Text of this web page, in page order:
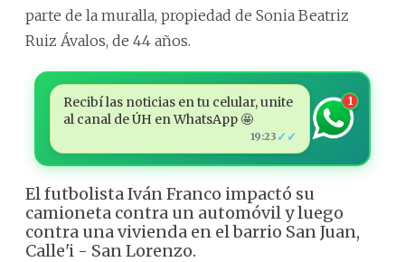
parte de la muralla, propiedad de Sonia Beatriz
Ruiz Ávalos, de 44 años.
Recibí las noticias en tu celular, unite
al canal de ÚH en WhatsApp 🤩
19:23 ✓✓
1
El futbolista Iván Franco impactó su
camioneta contra un automóvil y luego
contra una vivienda en el barrio San Juan,
Calle'i - San Lorenzo.